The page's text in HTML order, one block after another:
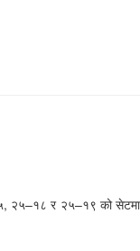
२५–१८ र २५–१९ को सेटमा